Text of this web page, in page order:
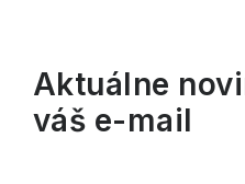
v
Aktuálne
váš e-mail